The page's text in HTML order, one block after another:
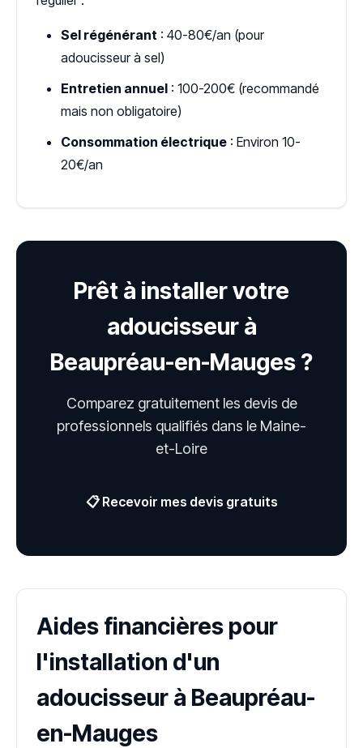
Sel régénérant : 40-80€/an (pour
adoucisseur à sel)
Entretien annuel : 100-200€ (recommandé
mais non obligatoire)
Consommation électrique : Environ 10-
20€/an
Prêt à installer votre
adoucisseur à
Beaupréau-en-Mauges ?
Comparez gratuitement les devis de
professionnels qualifiés dans le Maine-
et-Loire
📋 Recevoir mes devis gratuits
Aides financières pour
l'installation d'un
adoucisseur à Beaupréau-
en-Mauges